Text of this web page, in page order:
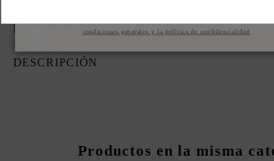
DESCRIPCIÓN CORTA
DESCRIPCIÓN
Productos en la misma
condiciones generales y la política de confidencialidad